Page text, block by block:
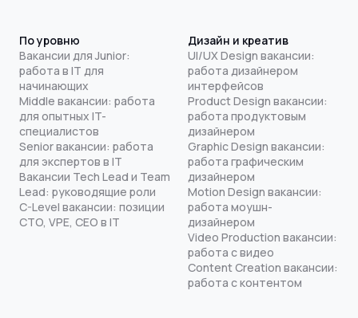
По уровню
Вакансии для Junior:
работа в IT для
начинающих
Middle вакансии: работа
для опытных IT-
специалистов
Senior вакансии: работа
для экспертов в IT
Вакансии Tech Lead и Team
Lead: руководящие роли
C-Level вакансии: позиции
CTO, VPE, CEO в IT
Дизайн и креатив
UI/UX Design вакансии:
работа дизайнером
интерфейсов
Product Design вакансии:
работа продуктовым
дизайнером
Graphic Design вакансии:
работа графическим
дизайнером
Motion Design вакансии:
работа моушн-
дизайнером
Video Production вакансии:
работа с видео
Content Creation вакансии:
работа с контентом